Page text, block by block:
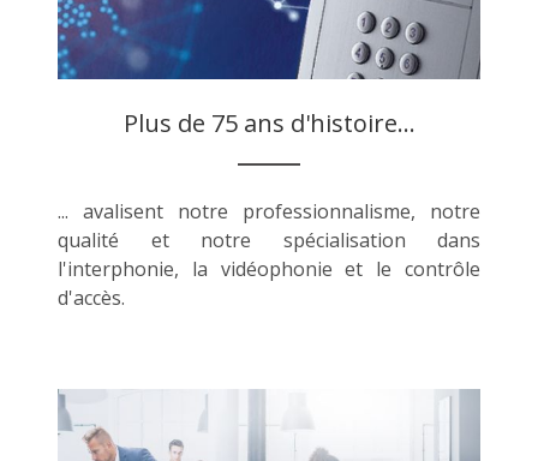
Plus de 75 ans d'histoire...
... avalisent notre professionnalisme, notre
qualité et notre spécialisation dans
l'interphonie, la vidéophonie et le contrôle
d'accès.